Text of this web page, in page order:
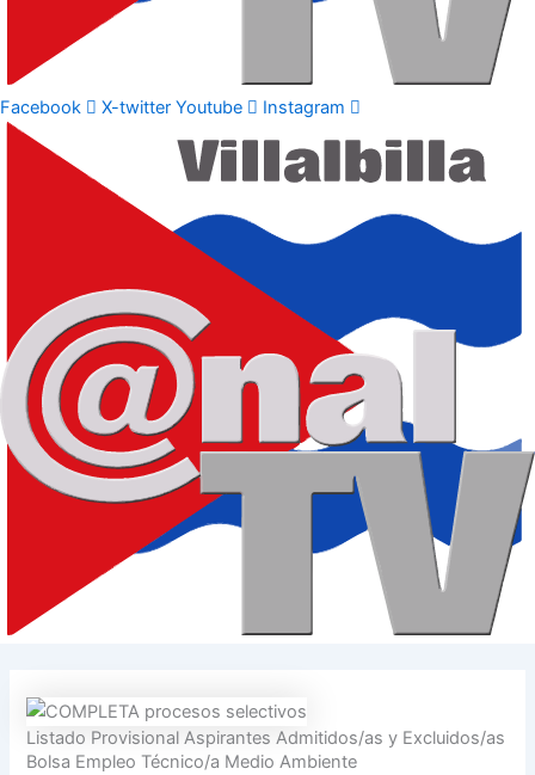
Facebook X-twitter Youtube Instagram
Listado Provisional Aspirantes Admitidos/as y Excluidos/as
Bolsa Empleo Técnico/a Medio Ambiente